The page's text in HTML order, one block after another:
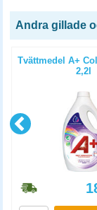
Andra gillade
Tvättmedel A+
2,2l